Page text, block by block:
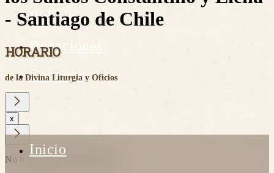
Boletines
Donaciones
Contacto
≡
x
Inicio
- Santiago de Chile
HORARIO
de la Divina Liturgia y Oficios
No hay eventos esta semana.